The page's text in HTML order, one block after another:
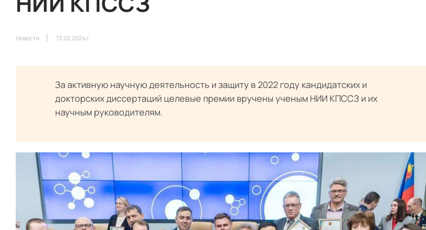
Новости 13.02.2024 г.
За активную научную деятельность и защиту в 2022 году кандидатских и
докторских диссертаций целевые премии вручены ученым НИИ КПССЗ и их
научным руководителям.